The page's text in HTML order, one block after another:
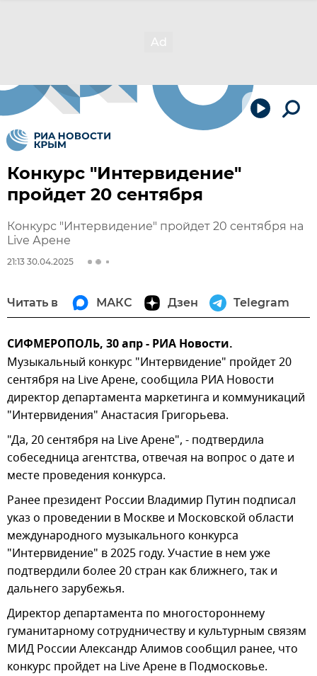
Конкурс "Интервидение"
пройдет 20 сентября
Конкурс "Интервидение" пройдет 20 сентября на
Live Арене
21:13 30.04.2025
Читать в МАКС Дзен Telegram
СИФМЕРОПОЛЬ, 30 апр - РИА Новости.
Музыкальный конкурс "Интервидение" пройдет 20
сентября на Live Арене, сообщила РИА Новости
директор департамента маркетинга и коммуникаций
"Интервидения" Анастасия Григорьева.
"Да, 20 сентября на Live Арене", - подтвердила
собеседница агентства, отвечая на вопрос о дате и
месте проведения конкурса.
Ранее президент России Владимир Путин подписал
указ о проведении в Москве и Московской области
международного музыкального конкурса
"Интервидение" в 2025 году. Участие в нем уже
подтвердили более 20 стран как ближнего, так и
дальнего зарубежья.
Директор департамента по многостороннему
гуманитарному сотрудничеству и культурным связям
МИД России Александр Алимов сообщил ранее, что
конкурс пройдет на Live Арене в Подмосковье.